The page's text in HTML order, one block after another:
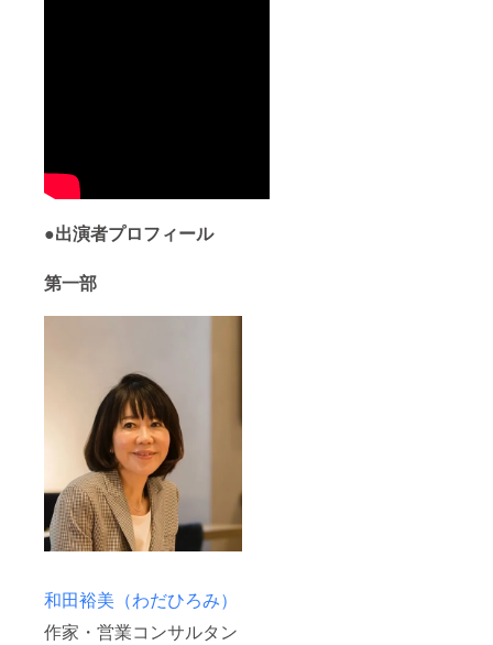
●出演者プロフィール
第一部
和田裕美（わだひろみ）
作家・営業コンサルタン